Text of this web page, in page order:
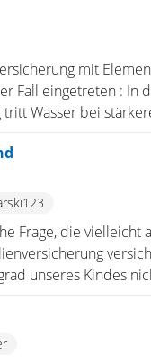
mit
Fall eingetreten : In
Wasser bei
Frage, die
unseres Kindes